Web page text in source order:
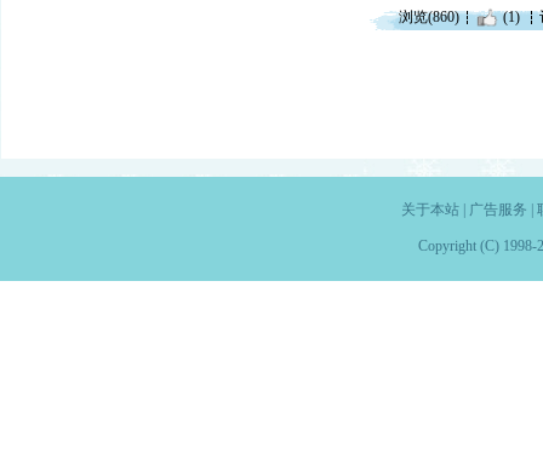
浏览(860) (1)
关于本站| 广告服务
Copyright (C) 1998-